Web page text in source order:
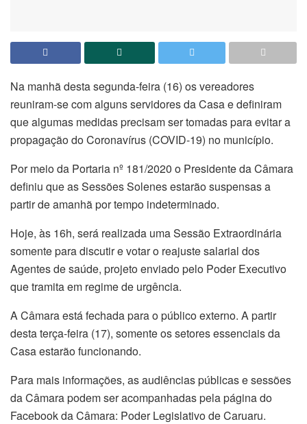
Na manhã desta segunda-feira (16) os vereadores
reuniram-se com alguns servidores da Casa e definiram
que algumas medidas precisam ser tomadas para evitar a
propagação do Coronavírus (COVID-19) no município.
Por meio da Portaria nº 181/2020 o Presidente da Câmara
definiu que as Sessões Solenes estarão suspensas a
partir de amanhã por tempo indeterminado.
Hoje, às 16h, será realizada uma Sessão Extraordinária
somente para discutir e votar o reajuste salarial dos
Agentes de saúde, projeto enviado pelo Poder Executivo
que tramita em regime de urgência.
A Câmara está fechada para o público externo. A partir
desta terça-feira (17), somente os setores essenciais da
Casa estarão funcionando.
Para mais informações, as audiências públicas e sessões
da Câmara podem ser acompanhadas pela página do
Facebook da Câmara: Poder Legislativo de Caruaru.